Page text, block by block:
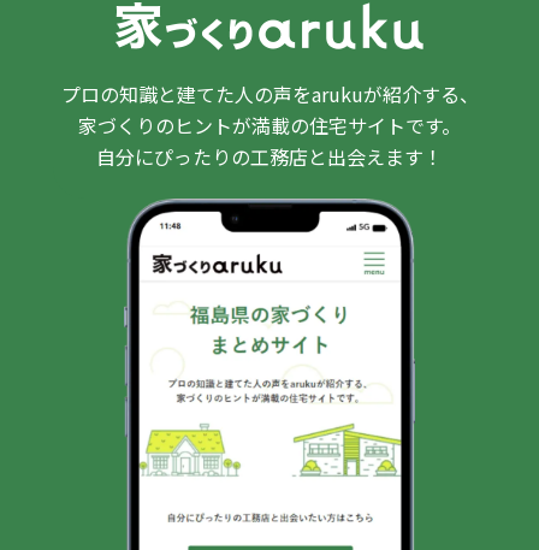
プロの知識と建てた人の声をarukuが紹介する、
家づくりのヒントが満載の住宅サイトです。
自分にぴったりの工務店と出会えます！